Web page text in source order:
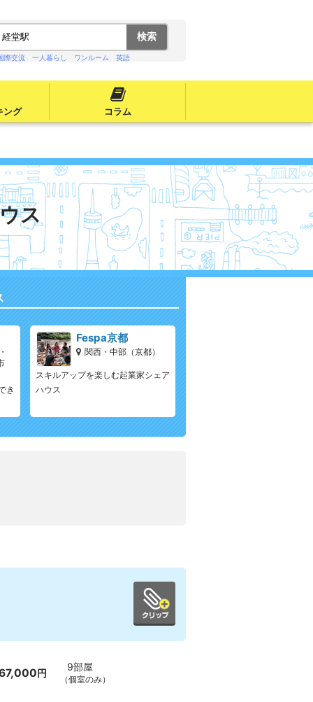
際交流 一人暮らし ワンルーム 英語
ング コラム
ス
き
Fespa京都
関西・中部（京都）
スキルアップを楽しむ起業家シェア
ハウス
円 9部屋
（個室のみ）